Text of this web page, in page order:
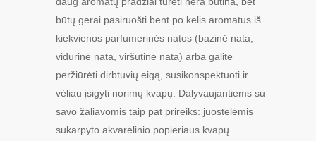
būtų gerai pasiruošti bent po kelis aromatus iš
kiekvienos parfumerinės natos (bazinė nata,
vidurinė nata, viršutinė nata) arba galite
peržiūrėti dirbtuvių eigą, susikonspektuoti ir
vėliau įsigyti norimų kvapų. Dalyvaujantiems su
savo žaliavomis taip pat prireiks: juostelėmis
sukarpyto akvarelinio popieriaus kvapų